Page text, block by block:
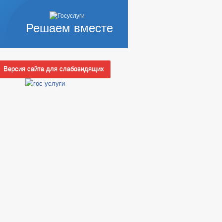
Решаем вместе
Версия сайта для слабовидящих